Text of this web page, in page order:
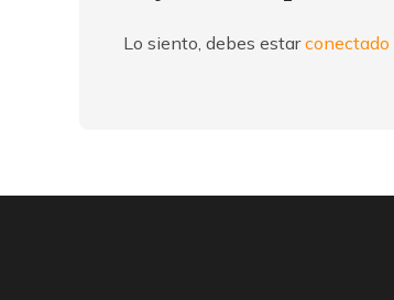
Lo siento, debes estarconectado